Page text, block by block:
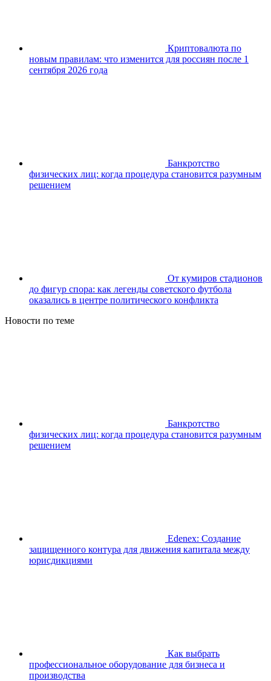
Криптовалюта по
новым правилам: что изменится для россиян после 1
сентября 2026 года
Банкротство
физических лиц: когда процедура становится разумным
решением
От кумиров стадионов
до фигур спора: как легенды советского футбола
оказались в центре политического конфликта
Новости по теме
Банкротство
физических лиц: когда процедура становится разумным
решением
Edenex: Создание
защищенного контура для движения капитала между
юрисдикциями
Как выбрать
профессиональное оборудование для бизнеса и
производства